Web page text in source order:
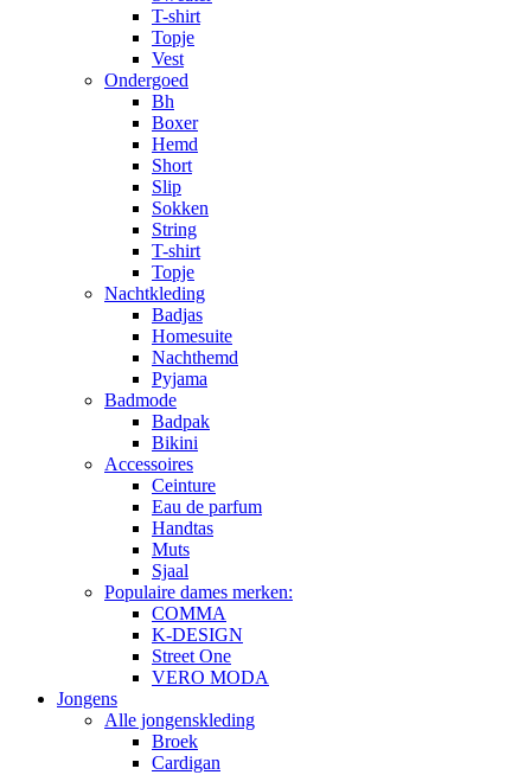
T-shirt
Topje
Vest
Ondergoed
Bh
Boxer
Hemd
Short
Slip
Sokken
String
T-shirt
Topje
Nachtkleding
Badjas
Homesuite
Nachthemd
Pyjama
Badmode
Badpak
Bikini
Accessoires
Ceinture
Eau de parfum
Handtas
Muts
Sjaal
Populaire dames merken:
COMMA
K-DESIGN
Street One
VERO MODA
Jongens
Alle jongenskleding
Broek
Cardigan